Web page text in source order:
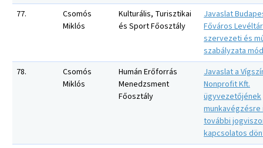
77.
Csomós
Miklós
Kulturális, Turisztikai
és Sport Főosztály
Javaslat
Főváros
szervezeti és
szabályzata
78.
Csomós
Miklós
Humán Erőforrás
Menedzsment
Főosztály
Javaslat a
Nonprofit Kft.
ügyvezetőjének
munkavégzésre
további
kapcsolatos